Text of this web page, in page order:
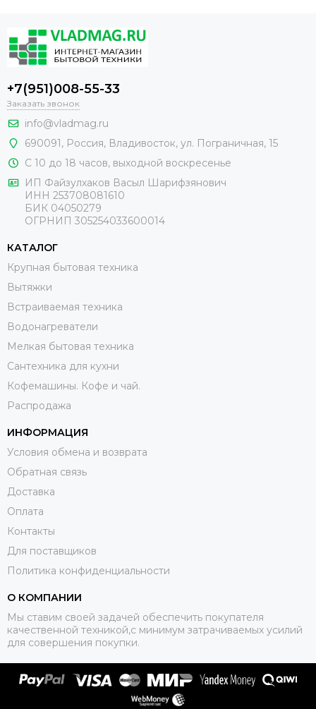
+7(951)008-55-33
Заказать звонок
info@vladmag.ru
690091, Россия, Владивосток, ул. Пограничная, 15
С 10 до 18 часов, выходной воскресенье
ИП Файзулхаков Васыл Шарифзянович
ИНН 253708081610
БИК 04050279
ОГРНИП 305254033600014
КАТАЛОГ
Крупная бытовая техника
Вытяжки
Встраиваемая техника
Водонагреватели
Мелкая бытовая техника
Сантехника для кухни
Кофемашины. Кофе и чай.
Распродажа
ИНФОРМАЦИЯ
Условия обмена и возврата
Обратная связь
Доставка
Оплата
Контакты
Для поставщиков
Политика конфиденциальности
О КОМПАНИИ
Мы ставим своей задачей обеспечить покупателя
качественной техникой,с минимум затрачиваемых усилий
для совершения покупки.